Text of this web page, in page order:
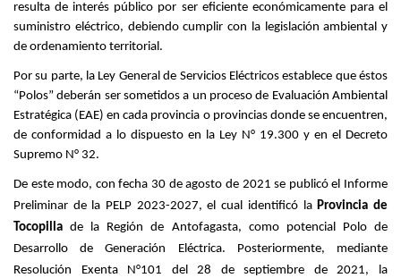
resulta de interés público por ser eficiente económicamente para el
suministro eléctrico, debiendo cumplir con la legislación ambiental y
de ordenamiento territorial.
Por su parte, la Ley General de Servicios Eléctricos establece que éstos
“Polos” deberán ser sometidos a un proceso de Evaluación Ambiental
Estratégica (EAE) en cada provincia o provincias donde se encuentren,
de conformidad a lo dispuesto en la Ley N° 19.300 y en el Decreto
Supremo N° 32.
De este modo, con fecha 30 de agosto de 2021 se publicó el Informe
Preliminar de la PELP 2023-2027, el cual identificó la Provincia de
Tocopillade la Región de Antofagasta, como potencial Polo de
Desarrollo de Generación Eléctrica. Posteriormente, mediante
Resolución Exenta N°101 del 28 de septiembre de 2021, la